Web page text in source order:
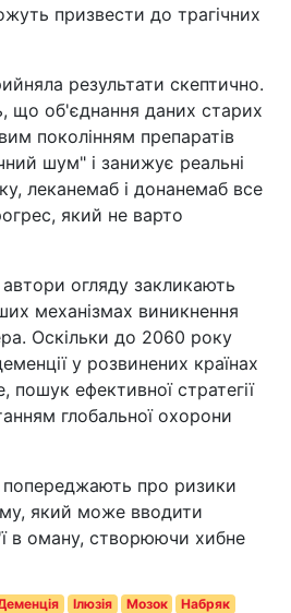
призвести до трагічних
результати скептично.
що об'єднання даних старих
поколінням препаратів
шум" і занижує реальні
леканемаб і донанемаб все
який не варто
огляду закликають
механізмах виникнення
Оскільки до 2060 року
у розвинених країнах
пошук ефективної стратегії
глобальної охорони
попереджають про ризики
який може вводити
в оману, створюючи хибне
Ілюзія Мозок
Набряк